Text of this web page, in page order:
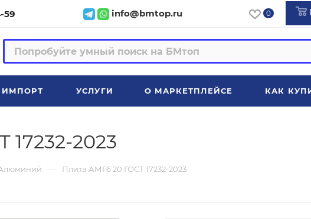
59 info@bmtop.ru 0
УСЛУГИ О МАРКЕТПЛЕЙСЕ КАК
2023
— Плита АМГ6 20 ГОСТ 17232-2023